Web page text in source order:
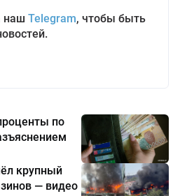
наш Telegram, чтобы быть
по
крупный
— видео